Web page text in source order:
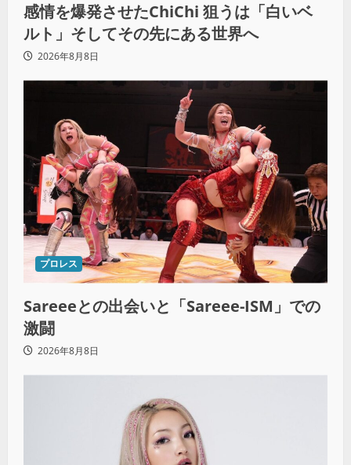
感情を爆発させたChiChi 狙うは「白いベ
ルト」そしてその先にある世界へ
2026年8月8日
プロレス
Sareeeとの出会いと「Sareee-ISM」での
激闘
2026年8月8日